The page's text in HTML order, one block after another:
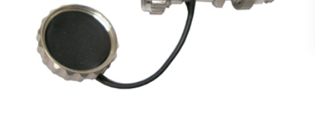
КАМИНИ
НА
ДЪРВА
KАМИНИ
ПЕЛЕТИ